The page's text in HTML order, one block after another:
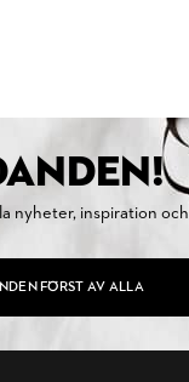
nyheter, inspiration och
FÖRST AV ALLA